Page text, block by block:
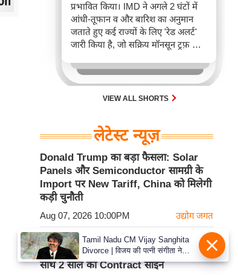
प्रभावित किया। IMD ने अगले 2 घंटों में
आंधी-तूफान व और बारिश का अनुमान
जताते हुए कई राज्यों के लिए 'रेड अलर्ट'
जारी किया है, जो सक्रिय मॉनसून ट्रफ़ और
जिससे यातायात बाधित होने के साथ-साथ
सफदरजंग अस्पताल में भी जलभराव की
स्थिति बनी।VIEW ALL SHORTS
लेटेस्ट न्यूज़
Donald Trump का बड़ा फैसला: Solar
Panels और Semiconductor सामग्री के
Import पर New Tariff, China को मिलेगी
कड़ी चुनौती
Aug 07, 2026 10:00PM उद्योग जगत
Liverpool का साथ छोड़ Mohamed
Salah ने चुनी नई राह, Trabzonspor के
साथ 2 साल का Contract साइन
Tamil Nadu CM Vijay Sanghita
Divorce | विजय की पत्नी संगीता ने
वापस ली तलाक की अर्जी, कोर्ट ने मामले